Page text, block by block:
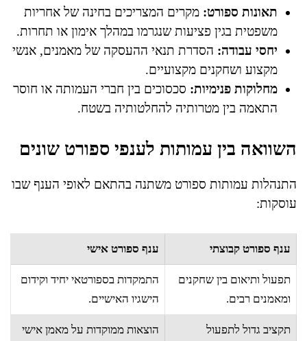
תאונות ספורט: מקרים המצריכים בחינה של אחריות
משפטית בגין פציעות שנגרמו במהלך אימון או תחרות.
יחסי עבודה: הסדרת תנאי ההעסקה של מאמנים, אנשי
מקצוע ושחקנים מקצועיים.
מחלוקות פנימיות: סכסוכים בין חברי העמותה או חוסר
התאמה בין מטרותיה להחלטותיה בשטח.
השוואה בין עמותות לענפי ספורט שונים
התנהלות עמותות ספורט משתנה בהתאם לאופי הענף שבו
עוסקות:
ענף ספורט קבוצתי ענף ספורט אישי
תפעול ותיאום בין שחקנים
ומאמנים רבים.
התמקדות בספורטאי יחיד וקידום
הישגיו האישיים.
תקציב גדול לתפעול
הוצאות ממוקדות על מאמן אישי